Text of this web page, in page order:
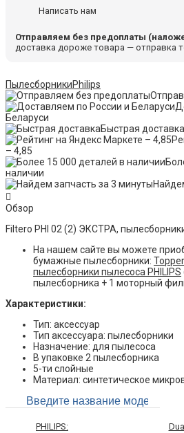
Написать нам
Отправляем без предоплаты
доставка дороже товара — отправка
ПылесборникиPhilips
Беларуси
Быстрая доставка
– 4,85
наличии
Обзор
Filtero PHI 02 (2) ЭКСТРА,
На нашем сайте вы можете
бумажные пылесборники:
пылесборники пылесоса PHILIPS
пылесборника + 1 моторный
Характеристики:
Тип: аксессуар
Тип аксессуара: пылесборники
Назначение: для пылесоса
В упаковке 2 пылесборника
5-ти слойные
Материал: синтетическое
PHILIPS: